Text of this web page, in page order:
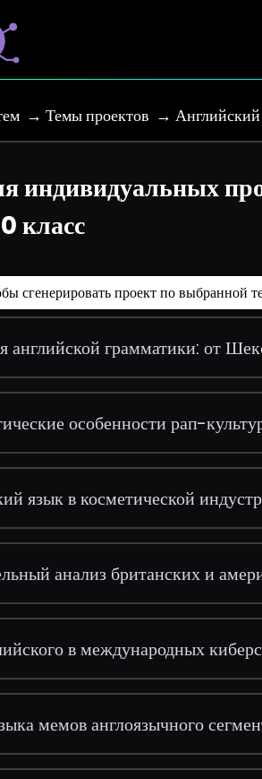
Темы проектов
индивидуальных
класс
сгенерировать проект по выбранной
английской грамматики: от
особенности рап-
язык в косметической
анализ британских и
в международных
мемов англоязычного